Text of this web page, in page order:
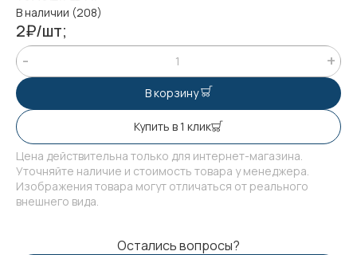
В наличии (208)
2₽/шт;
В корзину
Купить в 1 клик
Цена действительна только для интернет-магазина.
Уточняйте наличие и стоимость товара у менеджера.
Изображения товара могут отличаться от реального
внешнего вида.
Остались вопросы?